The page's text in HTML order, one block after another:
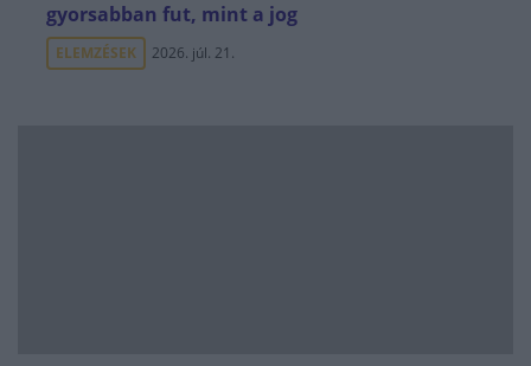
gyorsabban fut, mint a jog
ELEMZÉSEK 2026. júl. 21.